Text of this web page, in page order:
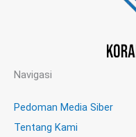
Navigasi
Pedoman Media Siber
Tentang Kami